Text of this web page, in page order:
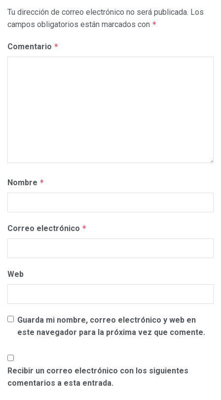
Tu dirección de correo electrónico no será publicada. Los
campos obligatorios están marcados con *
Comentario *
Nombre *
Correo electrónico *
Web
Guarda mi nombre, correo electrónico y web en
este navegador para la próxima vez que comente.
Recibir un correo electrónico con los siguientes
comentarios a esta entrada.